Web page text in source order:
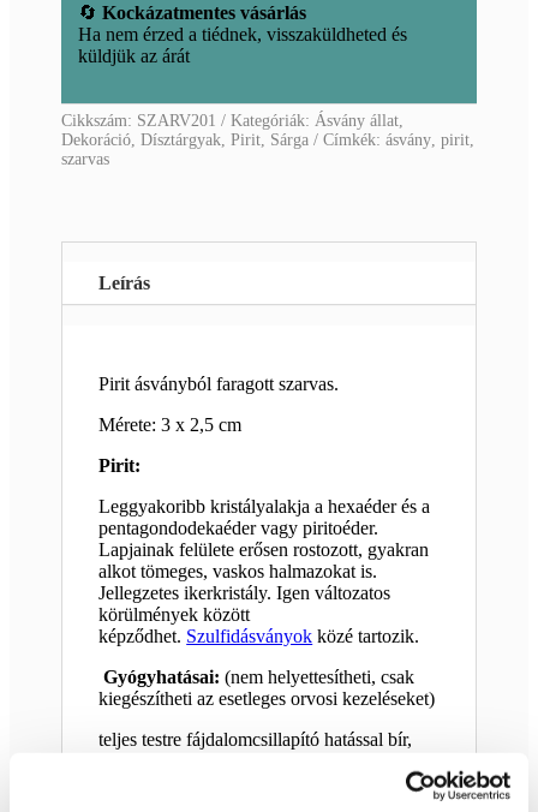
🔄Kockázatmentes vásárlás
Ha nem érzed a tiédnek, visszaküldheted és
küldjük az árát
Cikkszám: SZARV201 Kategóriák: Ásvány állat
Dekoráció ,Dísztárgyak ,Pirit Sárga Címkék:ásvány ,pirit
szarvas
Leírás
Pirit ásványból faragott szarvas.
Mérete: 3 x 2,5 cm
Pirit:
Leggyakoribb kristályalakja a hexaéder és a
pentagondodekaéder vagy piritoéder.
Lapjainak felülete erősen rostozott, gyakran
alkot tömeges, vaskos halmazokat is.
Jellegzetes ikerkristály. Igen változatos
körülmények között
képződhet. Szulfidásványok közé tartozik.
Gyógyhatásai:(nem helyettesítheti, csak
kiegészítheti az esetleges orvosi kezeléseket)
teljes testre fájdalomcsillapító hatással bír,